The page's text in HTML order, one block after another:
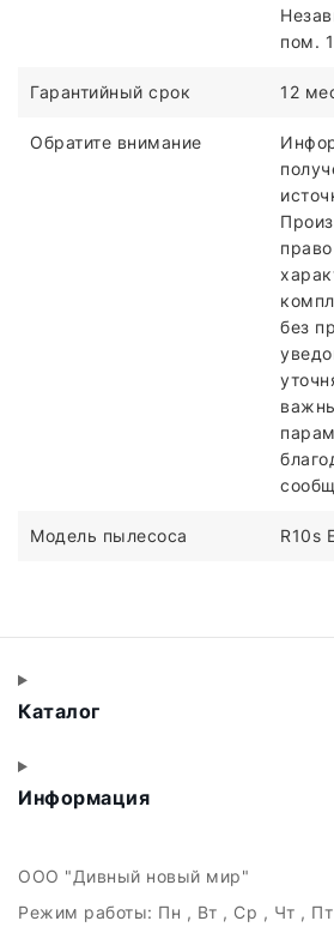
пом.
Гарантийный срок 12
Обратите внимание
без
Модель пылесоса R10s
Каталог
Информация
ООО "Дивный новый мир"
Режим работы: Пн , Вт , Ср , Чт ,